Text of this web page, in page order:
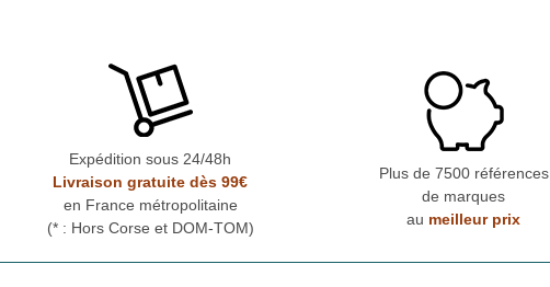
Expédition sous 24/48h
Livraison gratuite dès 99€
en France métropolitaine
(* : Hors Corse et DOM-TOM)
Plus de 7500 références
de marques
au meilleur prix